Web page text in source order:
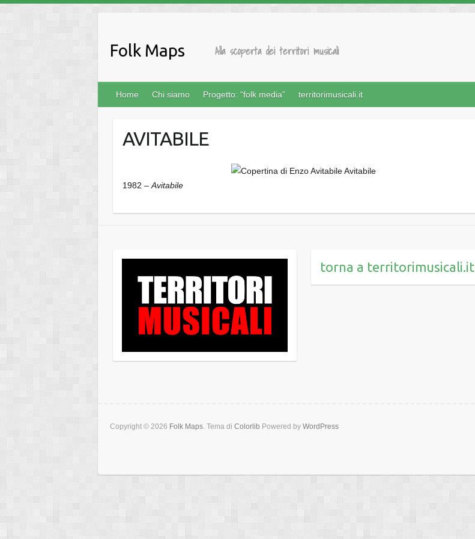
contenuto
Folk Maps Alla scoperta dei territori musicali
Home Chi siamo Progetto: “folk media” territorimusicali.it
AVITABILE
1982 –Avitabile
torna a territorimusicali.it
Copyright © 2026 Folk Maps. Tema di Colorlib Powered by WordPress